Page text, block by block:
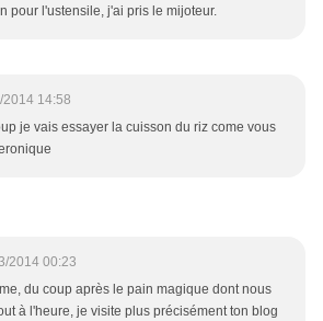
pour l'ustensile, j'ai pris le mijoteur.
2014 14:58
je vais essayer la cuisson du riz come vous
2014 00:23
du coup après le pain magique dont nous
à l'heure, je visite plus précisément ton blog